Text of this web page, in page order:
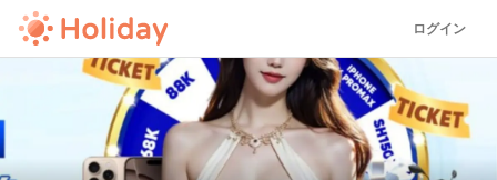
ログイン